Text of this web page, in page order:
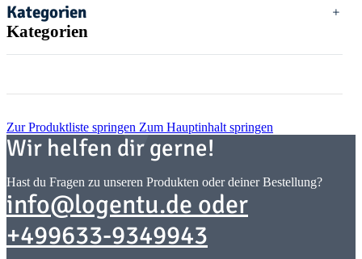
Kategorien
Kategorien
Zur Produktliste springen Zum Hauptinhalt springen
Wir helfen dir gerne!
Hast du Fragen zu unseren Produkten oder deiner Bestellung?
info@logentu.de oder
+499633-9349943